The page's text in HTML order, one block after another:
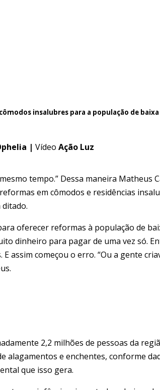
insalubres para a população de
| Vídeo Ação Luz
tempo.” Dessa maneira
em cômodos e residências
oferecer reformas à população de
dinheiro para pagar de uma vez só.
E assim começou o erro. “Ou a gente
2,2 milhões de pessoas da
alagamentos e enchentes, conforme
que isso gera.